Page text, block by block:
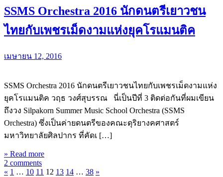
SSMS Orchestra 2016 นักดนตรีเยาวชน
ไทยกับเพชรเม็ดงามแห่งยุคโรแมนติค
เมษายน 12, 2016
SSMS Orchestra 2016 นักดนตรีเยาวชนไทยกับเพชรเม็ดงามแห่ง
ยุคโรแมนติค วฤธ วงศ์สุบรรณ นี่เป็นปีที่ 3 ติดต่อกันที่ผมเขียน
ถึงวง Silpakorn Summer Music School Orchestra (SSMS
Orchestra) ซึ่งเป็นค่ายดนตรีของคณะดุริยางคศาสตร์
มหาวิทยาลัยศิลปากร ที่คัดเ […]
» Read more
2 comments
« 1 … 10 11 12 13 14 … 38 »